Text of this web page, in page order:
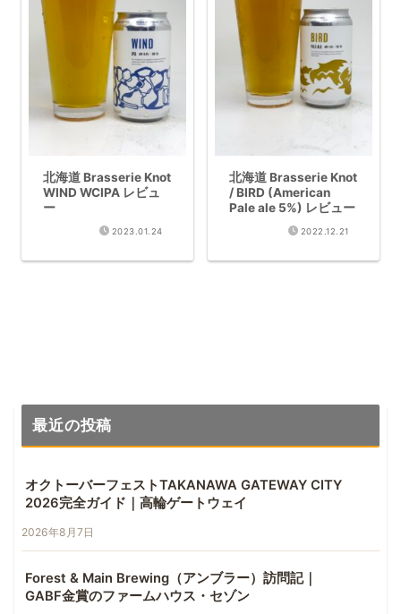
北海道 Brasserie Knot
WIND WCIPA レビュ
ー
2023.01.24
北海道 Brasserie Knot
/ BIRD (American
Pale ale 5%) レビュー
2022.12.21
最近の投稿
オクトーバーフェストTAKANAWA GATEWAY CITY
2026完全ガイド｜高輪ゲートウェイ
2026年8月7日
Forest & Main Brewing（アンブラー）訪問記｜
GABF金賞のファームハウス・セゾン